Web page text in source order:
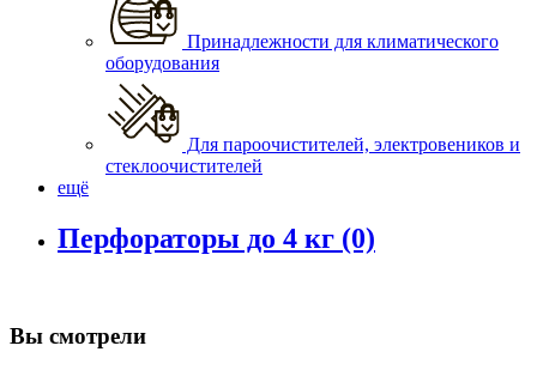
Принадлежности для климатического
оборудования
Для пароочистителей, электровеников и
стеклоочистителей
ещё
Перфораторы до 4 кг (0)
Вы смотрели